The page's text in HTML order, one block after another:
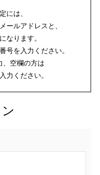
には、
ールアドレスと、
なります。
号を入力ください。
、空欄の方は
力ください。